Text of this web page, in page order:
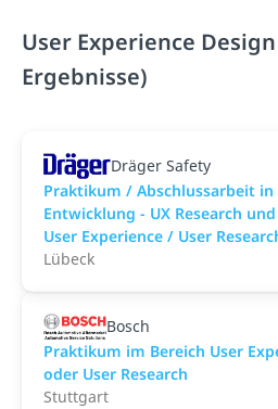
User Experience Design
Ergebnisse)
Dräger Safety
Praktikum / Abschlussarbeit
Entwicklung - UX Research
User Experience / User
Lübeck
Bosch
Praktikum im Bereich User
oder User Research
Stuttgart